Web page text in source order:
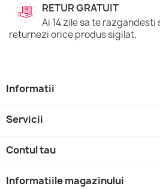
RETUR GRATUIT
Ai 14 zile sa te razgandesti
returnezi orice produs sigilat.
Informatii
Servicii
Contul tau
Informatiile magazinului